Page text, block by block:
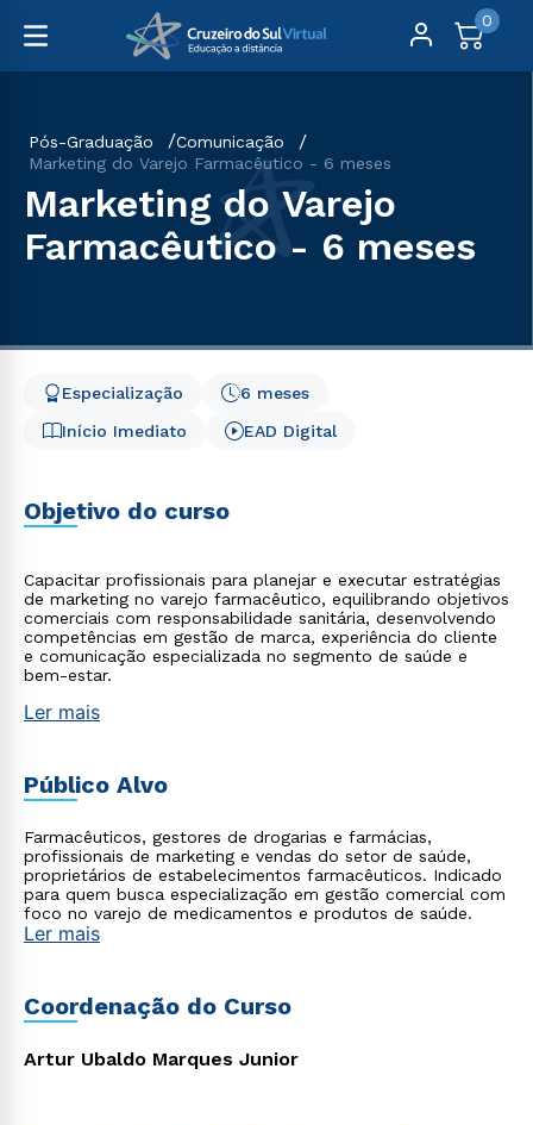
0
Pós-Graduação
Comunicação
Marketing do Varejo Farmacêutico - 6 meses
Marketing do Varejo
Farmacêutico - 6 meses
Início Imediato
6 meses
Especialização
EAD Digital
Objetivo do curso
Capacitar profissionais para planejar e executar estratégias
de marketing no varejo farmacêutico, equilibrando objetivos
comerciais com responsabilidade sanitária, desenvolvendo
competências em gestão de marca, experiência do cliente
e comunicação especializada no segmento de saúde e
bem-estar.
Ler mais
Público Alvo
Farmacêuticos, gestores de drogarias e farmácias,
profissionais de marketing e vendas do setor de saúde,
proprietários de estabelecimentos farmacêuticos. Indicado
para quem busca especialização em gestão comercial com
foco no varejo de medicamentos e produtos de saúde.
Ler mais
Coordenação do Curso
Artur Ubaldo Marques Junior